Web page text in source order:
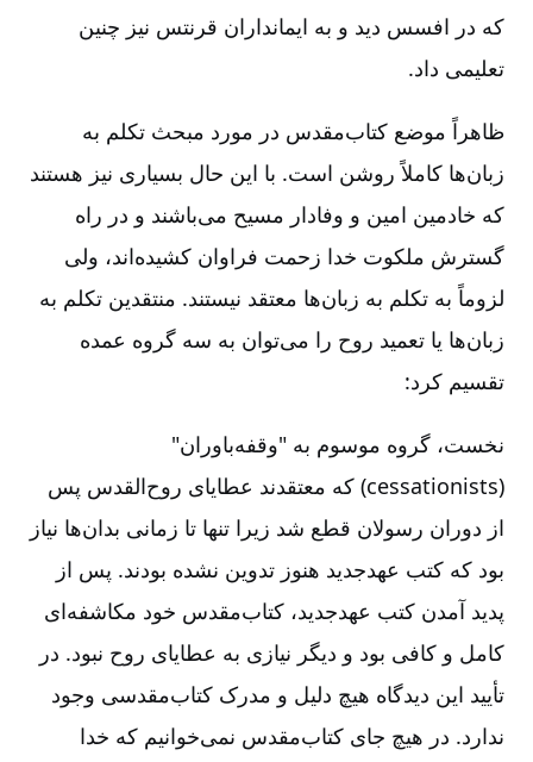
که در افسس دید و به ایمانداران قرنتس نیز چنین
تعلیمی داد.
ظاهراً موضع کتاب‌مقدس در مورد مبحث تکلم به
زبان‌ها کاملاً روشن است. با این حال بسیاری نیز هستند
که خادمین امین و وفادار مسیح می‌باشند و در راه
گسترش ملکوت خدا زحمت فراوان کشیده‌اند، ولی
لزوماً به تکلم به زبان‌ها معتقد نیستند. منتقدین تکلم به
زبان‌ها یا تعمید روح را می‌توان به سه گروه عمده
تقسیم کرد:
نخست، گروه موسوم به "وقفه‌باوران"
(cessationists) که معتقدند عطایای روح‌القدس پس
از دوران رسولان قطع شد زیرا تنها تا زمانی بدان‌ها نیاز
بود که کتب عهدجدید هنوز تدوین نشده بودند. پس از
پدید آمدن کتب عهدجدید، کتاب‌مقدس خود مکاشفه‌ای
کامل و کافی بود و دیگر نیازی به عطایای روح نبود. در
تأیید این دیدگاه هیچ دلیل و مدرک کتاب‌مقدسی وجود
ندارد. در هیچ جای کتاب‌مقدس نمی‌خوانیم که خدا